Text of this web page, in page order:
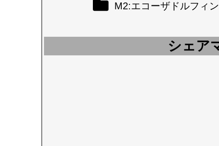
M2:エコーザドルフィ
シェア